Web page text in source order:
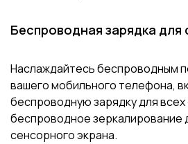
Беспроводная зарядка
Наслаждайтесь беспроводным
вашего мобильного телефона,
беспроводную зарядку для
беспроводное зеркалирование
сенсорного экрана.